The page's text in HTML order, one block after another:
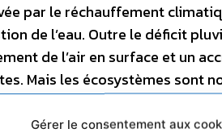
Gérer le consentement aux
par le réchauffement
de l’eau. Outre le déficit
de l’air en surface et un
Mais les écosystèmes sont
c’est que des décennies
de résilience. Et les